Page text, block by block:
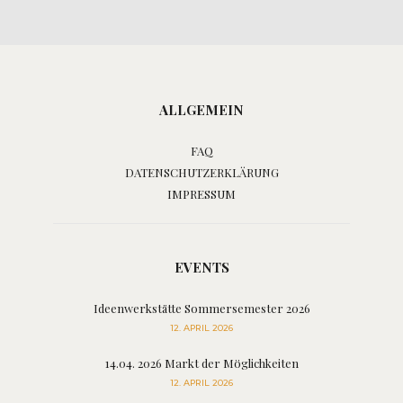
ALLGEMEIN
FAQ
DATENSCHUTZERKLÄRUNG
IMPRESSUM
EVENTS
Ideenwerkstätte Sommersemester 2026
12. APRIL 2026
14.04. 2026 Markt der Möglichkeiten
12. APRIL 2026